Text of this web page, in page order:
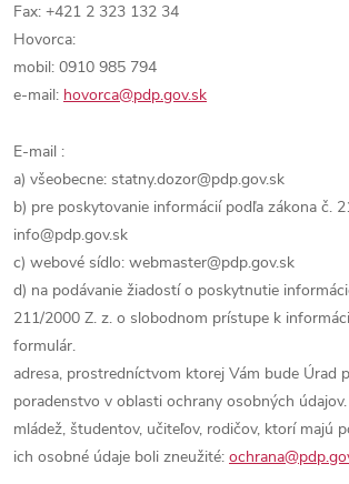
Fax: +421 2 323 132 34
Hovorca:
mobil: 0910 985 794
e-mail: hovorca@pdp.gov.sk
E-mail :
a) všeobecne: statny.dozor@pdp.gov.sk
b) pre poskytovanie informácií podľa zákona č.
info@pdp.gov.sk
c) webové sídlo: webmaster@pdp.gov.sk
d) na podávanie žiadostí o poskytnutie
211/2000 Z. z. o slobodnom prístupe k
formulár. e)
adresa, prostredníctvom ktorej Vám bude Úrad
poradenstvo v oblasti ochrany osobných
mládež, študentov, učiteľov, rodičov, ktorí majú
ich osobné údaje boli zneužité: